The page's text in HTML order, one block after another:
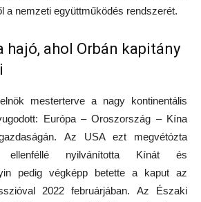
a nemzeti együttműködés rendszerét.
hajó, ahol Orbán kapitány
mesterterve a nagy kontinentális
Európa – Oroszország – Kína
Az USA ezt megvétózta
ellenféllé nyilvánította Kínát és
pedig végképp betette a kaput az
2022 februárjában. Az Északi